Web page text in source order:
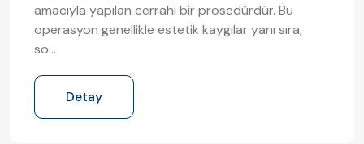
amacıyla yapılan cerrahi bir prosedürdür. Bu
operasyon genellikle estetik kaygılar yanı sıra,
so…
Detay